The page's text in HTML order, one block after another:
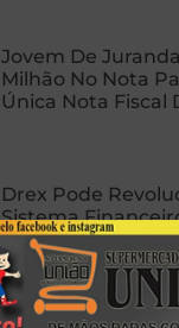
Jovem De
Milhão No Nota
Única Nota Fiscal
Drex Pode
Sistema
Com Contratos
Tokenização E
Programável